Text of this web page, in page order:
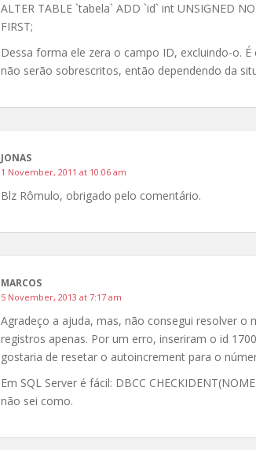
ALTER TABLE `tabela` ADD `id` int UNSIGNED
FIRST;
Dessa forma ele zera o campo ID, excluindo-o.
não serão sobrescritos, então dependendo da
JONAS
1 November, 2011 at 10:06 am
Blz Rômulo, obrigado pelo comentário.
MARCOS
5 November, 2013 at 7:17 am
Agradeço a ajuda, mas, não consegui resolver o
registros apenas. Por um erro, inseriram o id
gostaria de resetar o autoincrement para o
Em SQL Server é fácil: DBCC
não sei como.